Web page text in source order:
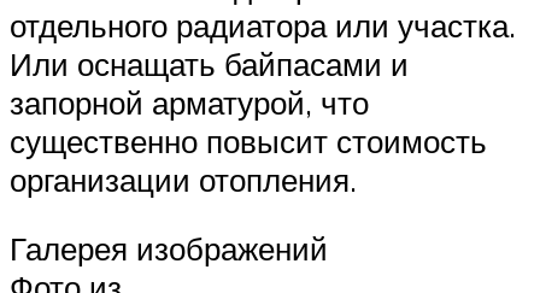
отдельного радиатора или участка.
Или оснащать байпасами и
запорной арматурой, что
существенно повысит стоимость
организации отопления.
Галерея изображений